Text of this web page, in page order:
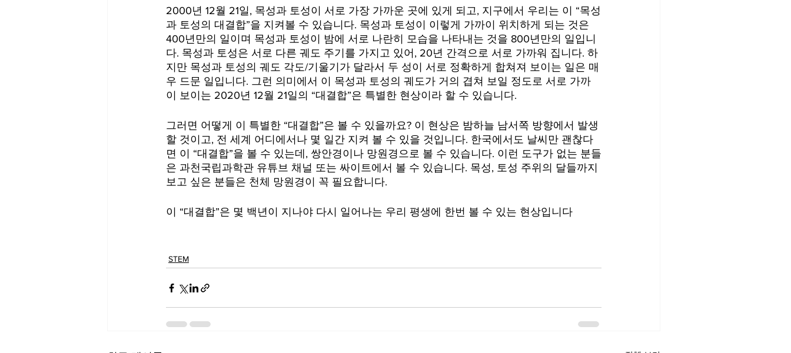
2000년 12월 21일, 목성과 토성이 서로 가장 가까운 곳에 있게 되고, 지구에서 우리는 이 “목성
과 토성의 대결합”을 지켜볼 수 있습니다. 목성과 토성이 이렇게 가까이 위치하게 되는 것은
400년만의 일이며 목성과 토성이 밤에 서로 나란히 모습을 나타내는 것을 800년만의 일입니
다. 목성과 토성은 서로 다른 궤도 주기를 가지고 있어, 20년 간격으로 서로 가까워 집니다. 하
지만 목성과 토성의 궤도 각도/기울기가 달라서 두 성이 서로 정확하게 합쳐져 보이는 일은 매
우 드문 일입니다. 그런 의미에서 이 목성과 토성의 궤도가 거의 겹쳐 보일 정도로 서로 가까
이 보이는 2020년 12월 21일의 “대결합”은 특별한 현상이라 할 수 있습니다.
그러면 어떻게 이 특별한 “대결합”은 볼 수 있을까요? 이 현상은 밤하늘 남서쪽 방향에서 발생
할 것이고, 전 세계 어디에서나 몇 일간 지켜 볼 수 있을 것입니다. 한국에서도 날씨만 괜찮다
면 이 “대결합”을 볼 수 있는데, 쌍안경이나 망원경으로 볼 수 있습니다. 이런 도구가 없는 분들
은 과천국립과학관 유튜브 채널 또는 싸이트에서 볼 수 있습니다. 목성, 토성 주위의 달들까지
보고 싶은 분들은 천체 망원경이 꼭 필요합니다.
이 “대결합”은 몇 백년이 지나야 다시 일어나는 우리 평생에 한번 볼 수 있는 현상입니다
STEM